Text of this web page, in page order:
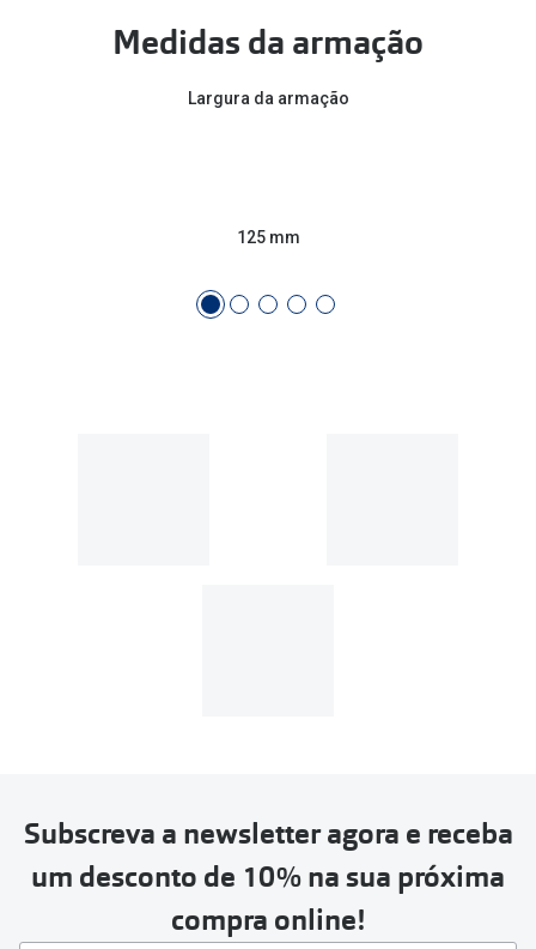
Medidas da armação
Largura da armação
125 mm
Subscreva a newsletter agora e receba
um desconto de 10% na sua próxima
compra online!